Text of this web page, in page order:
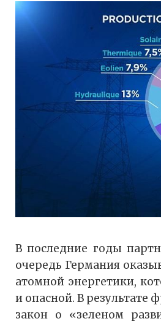
В последние годы
очередь Германия
атомной энергетики,
и опасной. В результате
закон о «зеленом